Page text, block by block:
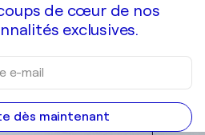
de cœur de nos
exclusives.
dès maintenant